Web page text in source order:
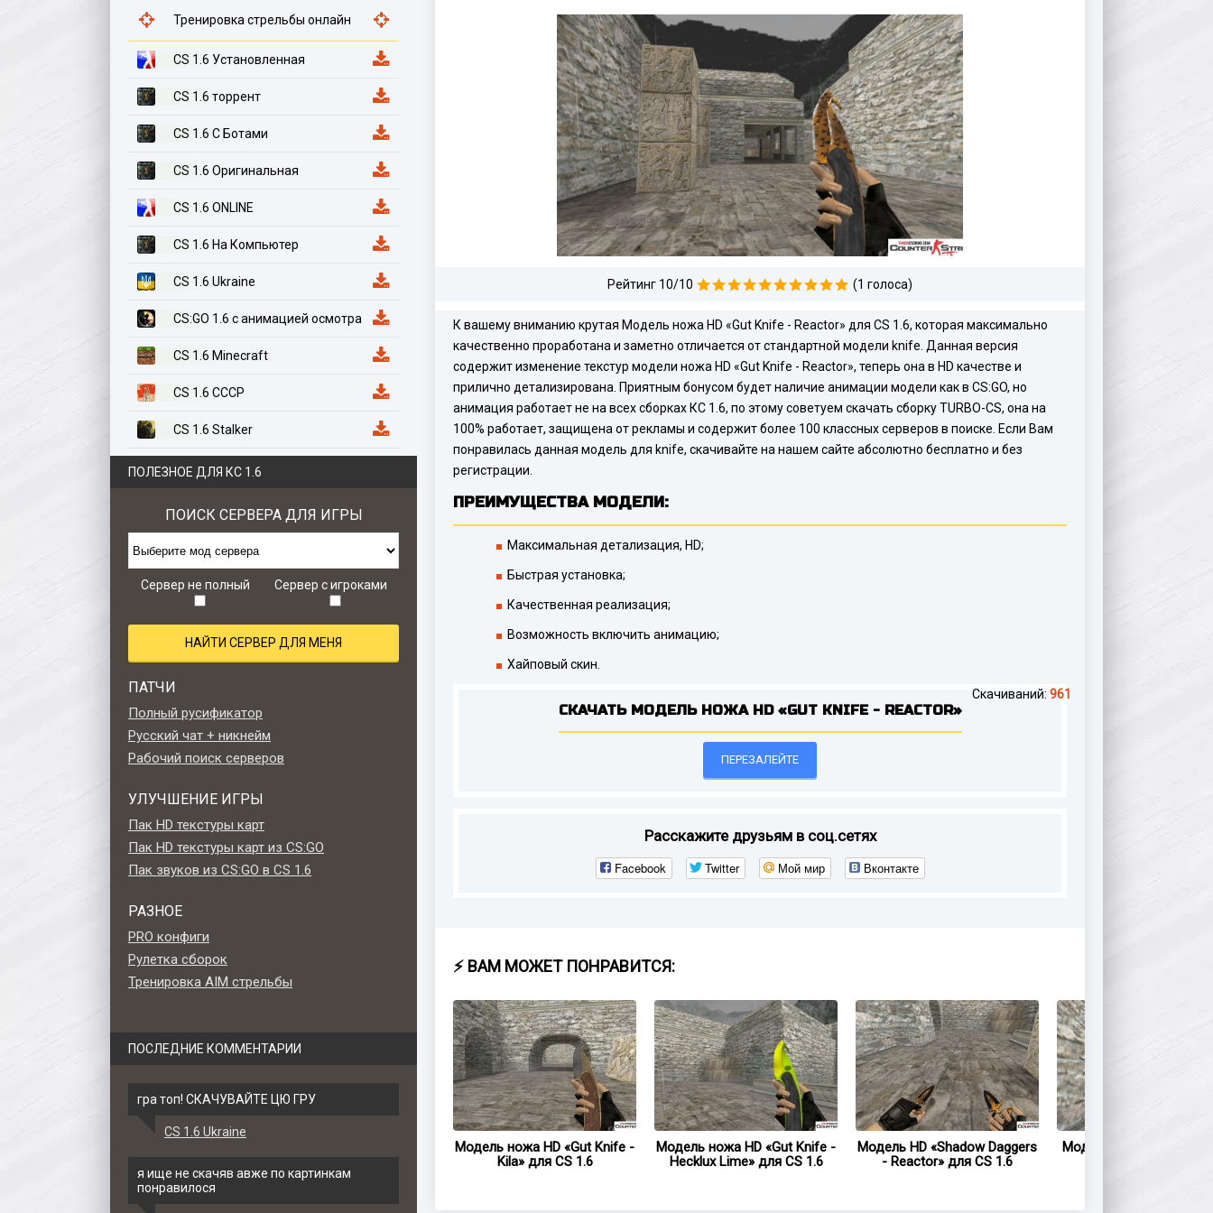
Рейтинг 10/10 (1 голоса)
К вашему вниманию крутая Модель ножа HD «Gut Knife - Reactor» для CS 1.6, которая максимально
качественно проработана и заметно отличается от стандартной модели knife. Данная версия
содержит изменение текстур модели ножа HD «Gut Knife - Reactor», теперь она в HD качестве и
прилично детализирована. Приятным бонусом будет наличие анимации модели как в CS:GO, но
анимация работает не на всех сборках КС 1.6, по этому советуем скачать сборку TURBO-CS, она на
100% работает, защищена от рекламы и содержит более 100 классных серверов в поиске. Если Вам
понравилась данная модель для knife, скачивайте на нашем сайте абсолютно бесплатно и без
регистрации.
ПРЕИМУЩЕСТВА МОДЕЛИ:
Максимальная детализация, HD;
Быстрая установка;
Качественная реализация;
Возможность включить анимацию;
Хайповый скин.
Скачиваний: 961
СКАЧАТЬ МОДЕЛЬ НОЖА HD «GUT KNIFE - REACTOR»
ПЕРЕЗАЛЕЙТЕ
Расскажите друзьям в соц.сетях
Facebook Twitter Мой мир Вконтакте
⚡ ВАМ МОЖЕТ ПОНРАВИТСЯ:
Reactor» для CS 1.6
Bayonet - Reactor» для CS 1.6
Модель ножа HD «Gut Knife -
Kila» для CS 1.6
Модель ножа HD «Gut Knife -
Hecklux Lime» для CS 1.6
Модель HD «Shadow Daggers
- Reactor» для CS 1.6
Модель ножа HD
Тренировка стрельбы онлайн
CS 1.6 Установленная
CS 1.6 торрент
CS 1.6 С Ботами
CS 1.6 Оригинальная
CS 1.6 ONLINE
CS 1.6 На Компьютер
CS 1.6 Ukraine
CS:GO 1.6 с анимацией осмотра
CS 1.6 Minecraft
CS 1.6 СССР
CS 1.6 Stalker
CS 1.6 Казахстан
CS 1.6 Retro edition
ПОЛЕЗНОЕ ДЛЯ КС 1.6
ПОИСК СЕРВЕРА ДЛЯ ИГРЫ
Сервер не полный Сервер с игроками
НАЙТИ СЕРВЕР ДЛЯ МЕНЯ
ПАТЧИ
Полный русификатор
Русский чат + никнейм
Рабочий поиск серверов
УЛУЧШЕНИЕ ИГРЫ
Пак HD текстуры карт
Пак HD текстуры карт из CS:GO
Пак звуков из CS:GO в CS 1.6
РАЗНОЕ
PRO конфиги
Рулетка сборок
Тренировка AIM стрельбы
ПОСЛЕДНИЕ КОММЕНТАРИИ
гра топ! СКАЧУВАЙТЕ ЦЮ ГРУ
CS 1.6 Ukraine
я ище не скачяв авже по картинкам
понравилося